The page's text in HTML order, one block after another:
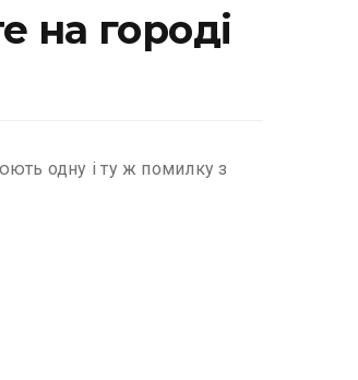
на городі
одну і ту ж помилку з